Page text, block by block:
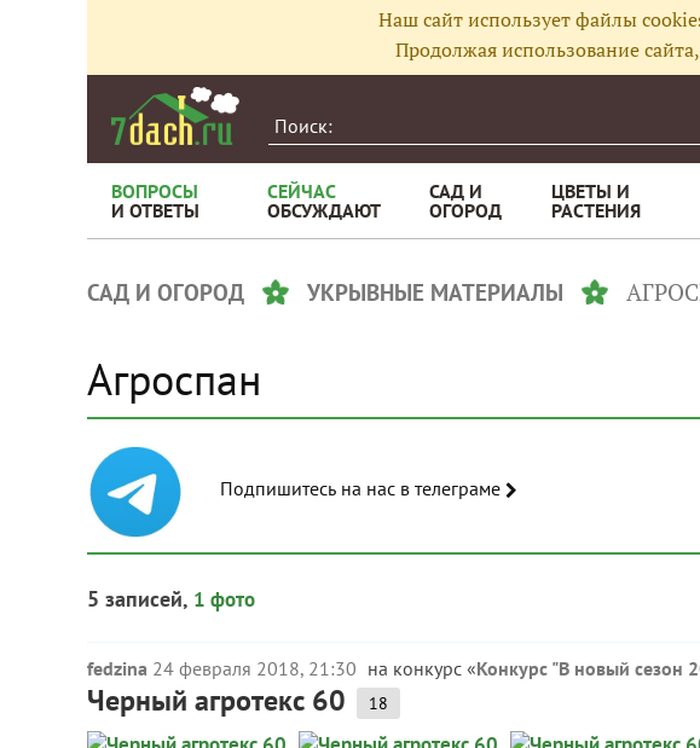
Наш сайт использует файлы
Продолжая использование
ВОПРОСЫ
И ОТВЕТЫ
СЕЙЧАС
ОБСУЖДАЮТ
САД И
ОГОРОД
ЦВЕТЫ И
РАСТЕНИЯ
САД И ОГОРОД УКРЫВНЫЕ МАТЕРИАЛЫ
Агроспан
Подпишитесь на нас в телеграме
5 записей, 1 фото
fedzina 24 февраля 2018, 21:30 на конкурс «Конкурс "В новый сезон
Черный агротекс 60 18